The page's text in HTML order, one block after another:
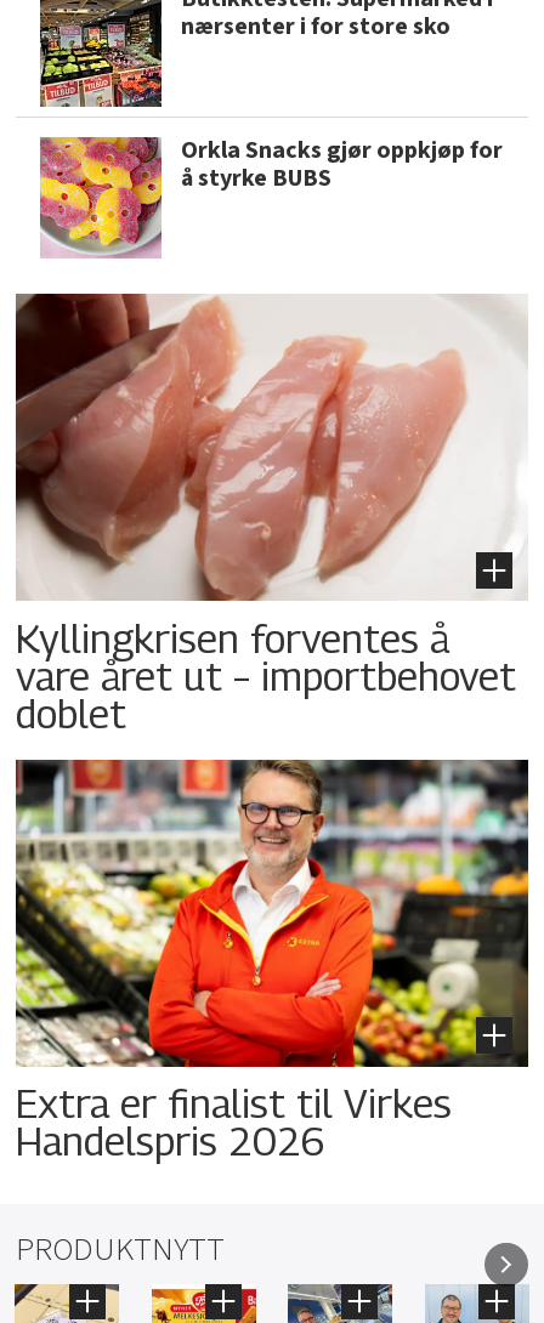
nærsenter i for store sko
Orkla Snacks gjør oppkjøp for
å styrke BUBS
Kyllingkrisen forventes å
vare året ut – importbehovet
doblet
Extra er finalist til Virkes
Handelspris 2026
PRODUKTNYTT